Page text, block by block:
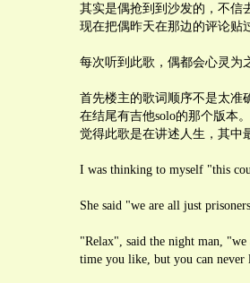
其实是偶抢到到沙发的，不信
现在把偶昨天在那边的评论贴
每次听到此歌，偶都会心灵为
首先楼主的歌词顺序不是太准
在结尾有吉他solo的那个版本
觉得此歌是在讲述人生，其中
I was thinking to myself "this
She said "we are all just
"Relax", said the night man, "we
time you like, but you can never